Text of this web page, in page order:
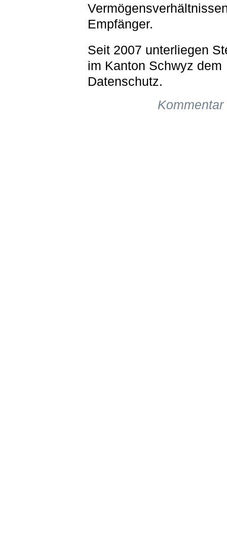
Empfänger.
Seit 2007 unterliegen
im Kanton Schwyz dem
Datenschutz.